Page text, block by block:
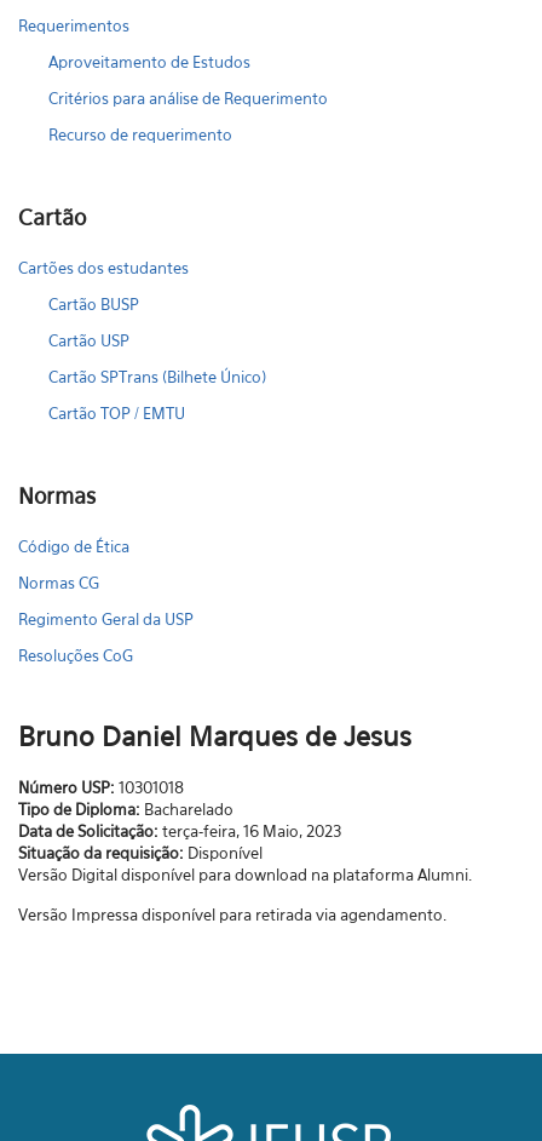
Requerimentos
Aproveitamento de Estudos
Critérios para análise de Requerimento
Recurso de requerimento
Cartão
Cartões dos estudantes
Cartão BUSP
Cartão USP
Cartão SPTrans (Bilhete Único)
Cartão TOP / EMTU
Normas
Código de Ética
Normas CG
Regimento Geral da USP
Resoluções CoG
Bruno Daniel Marques de Jesus
Número USP: 10301018
Tipo de Diploma: Bacharelado
Data de Solicitação: terça-feira, 16 Maio, 2023
Situação da requisição: Disponível
Versão Digital disponível para download na plataforma Alumni.
Versão Impressa disponível para retirada via agendamento.